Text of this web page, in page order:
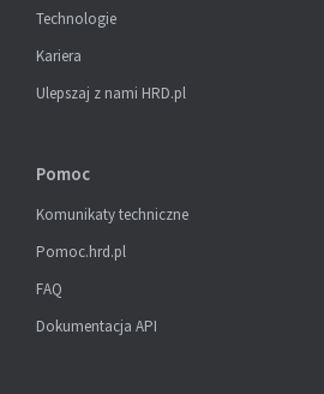
Technologie
Kariera
Ulepszaj z nami HRD.pl
Pomoc
Komunikaty techniczne
Pomoc.hrd.pl
FAQ
Dokumentacja API